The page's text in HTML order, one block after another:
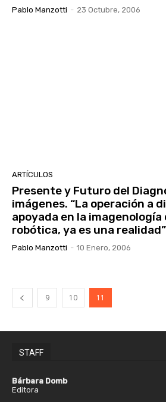
Pablo Manzotti - 23 Octubre, 2006
ARTÍCULOS
Presente y Futuro del
imágenes. “La operación a
apoyada en la imagenología
robótica, ya es una realidad”
Pablo Manzotti - 10 Enero, 2006
9 10 11
STAFF
Bárbara Domb
Editora